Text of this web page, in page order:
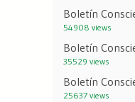
Boletín
54908 views
Boletín
35529 views
Boletín
25637 views